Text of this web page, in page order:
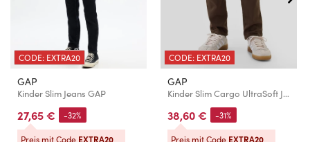
CODE: EXTRA20
GAP
Kinder Slim Jeans GAP
27,65 € -32%
Preis mit Code EXTRA20
CODE: EXTRA20
GAP
Kinder Slim Cargo UltraSoft Jeans GAP
38,60 € -31%
Preis mit Code EXTRA20